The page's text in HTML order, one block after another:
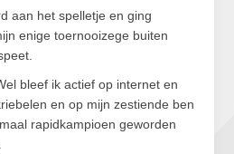
aan het spelletje en ging
enige toernooizege buiten
bleef ik actief op internet en
en op mijn zestiende ben
rapidkampioen geworden